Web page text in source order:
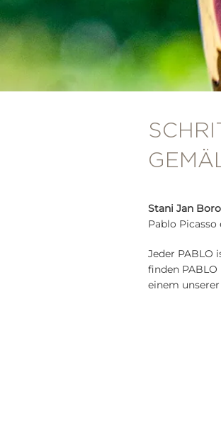
Stani Jan
Pablo Picasso
Jeder PABLO
finden PABLO
einem unserer